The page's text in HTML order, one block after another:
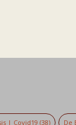
| Covid19 (38) De